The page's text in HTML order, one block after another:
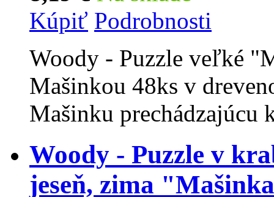
Kúpiť Podrobnosti
Woody - Puzzle veľké
Mašinkou 48ks v
Mašinku prechádzajúcu
Woody - Puzzle v
jeseň, zima